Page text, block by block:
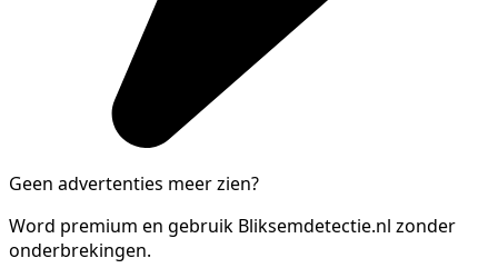
Geen advertenties meer zien?
Word premium en gebruik Bliksemdetectie.nl zonder
onderbrekingen.